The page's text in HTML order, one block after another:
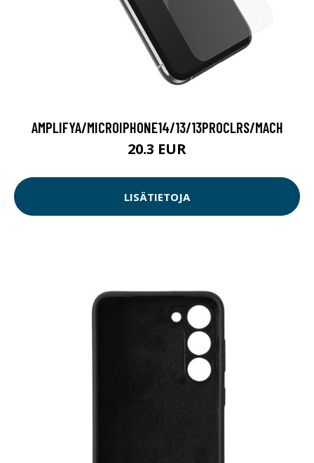
AMPLIFYA/MICROIPHONE14/13/13PROCLRS/MACH
20.3 EUR
LISÄTIETOJA